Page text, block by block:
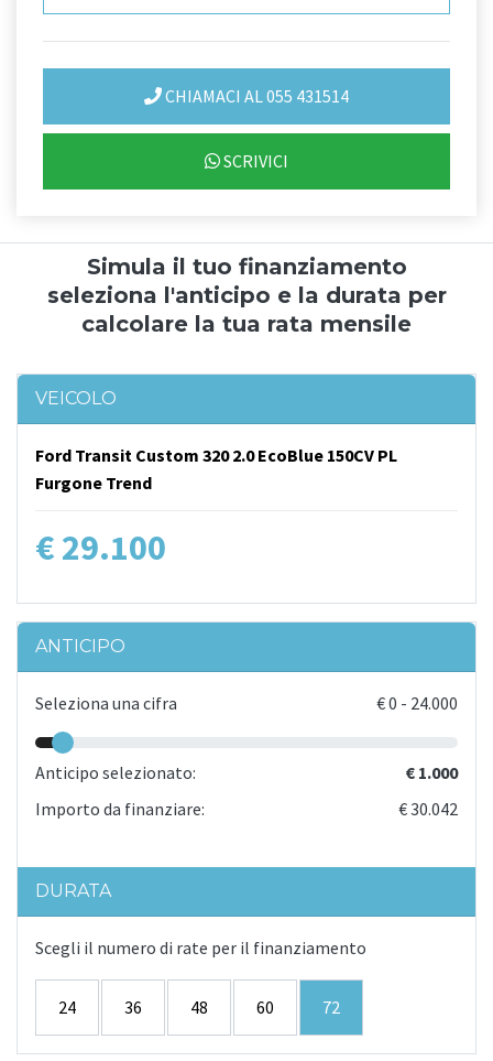
CHIAMACI AL 055 431514
SCRIVICI
Simula il tuo finanziamento
seleziona l'anticipo e la durata per
calcolare la tua rata mensile
VEICOLO
Ford Transit Custom 320 2.0 EcoBlue 150CV PL
Furgone Trend
€ 29.100
ANTICIPO
Seleziona una cifra €0 - 24.000
Anticipo selezionato:
€ 1.000
Importo da finanziare:
€ 30.042
DURATA
Scegli il numero di rate per il finanziamento
24 36 48 60 72